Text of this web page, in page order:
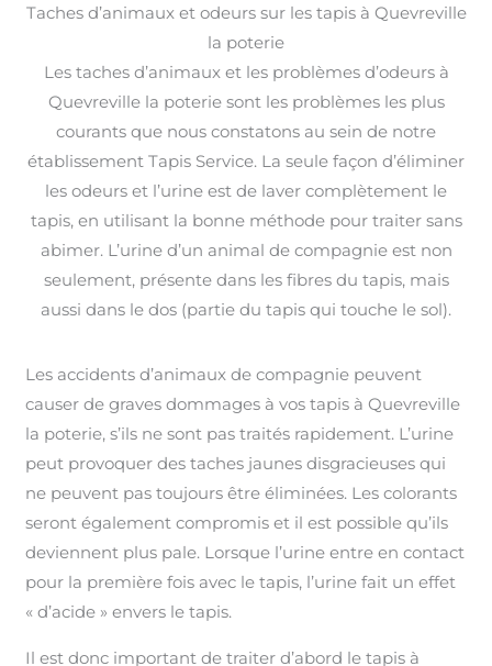
Taches d’animaux et odeurs sur les tapis à Quevreville
la poterie
Les taches d’animaux et les problèmes d’odeurs à
Quevreville la poterie sont les problèmes les plus
courants que nous constatons au sein de notre
établissement Tapis Service. La seule façon d’éliminer
les odeurs et l’urine est de laver complètement le
tapis, en utilisant la bonne méthode pour traiter sans
abimer. L’urine d’un animal de compagnie est non
seulement, présente dans les fibres du tapis, mais
aussi dans le dos (partie du tapis qui touche le sol).
Les accidents d’animaux de compagnie peuvent
causer de graves dommages à vos tapis à Quevreville
la poterie, s’ils ne sont pas traités rapidement. L’urine
peut provoquer des taches jaunes disgracieuses qui
ne peuvent pas toujours être éliminées. Les colorants
seront également compromis et il est possible qu’ils
deviennent plus pale. Lorsque l’urine entre en contact
pour la première fois avec le tapis, l’urine fait un effet
« d’acide » envers le tapis.
Il est donc important de traiter d’abord le tapis à